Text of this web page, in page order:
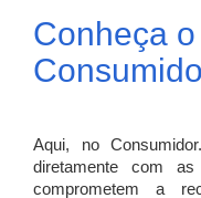
Conheça o
Aqui, no
diretamente com
comprometem a